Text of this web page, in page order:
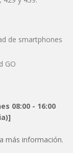
de smartphones
GO
08:00 - 16:00
más información.